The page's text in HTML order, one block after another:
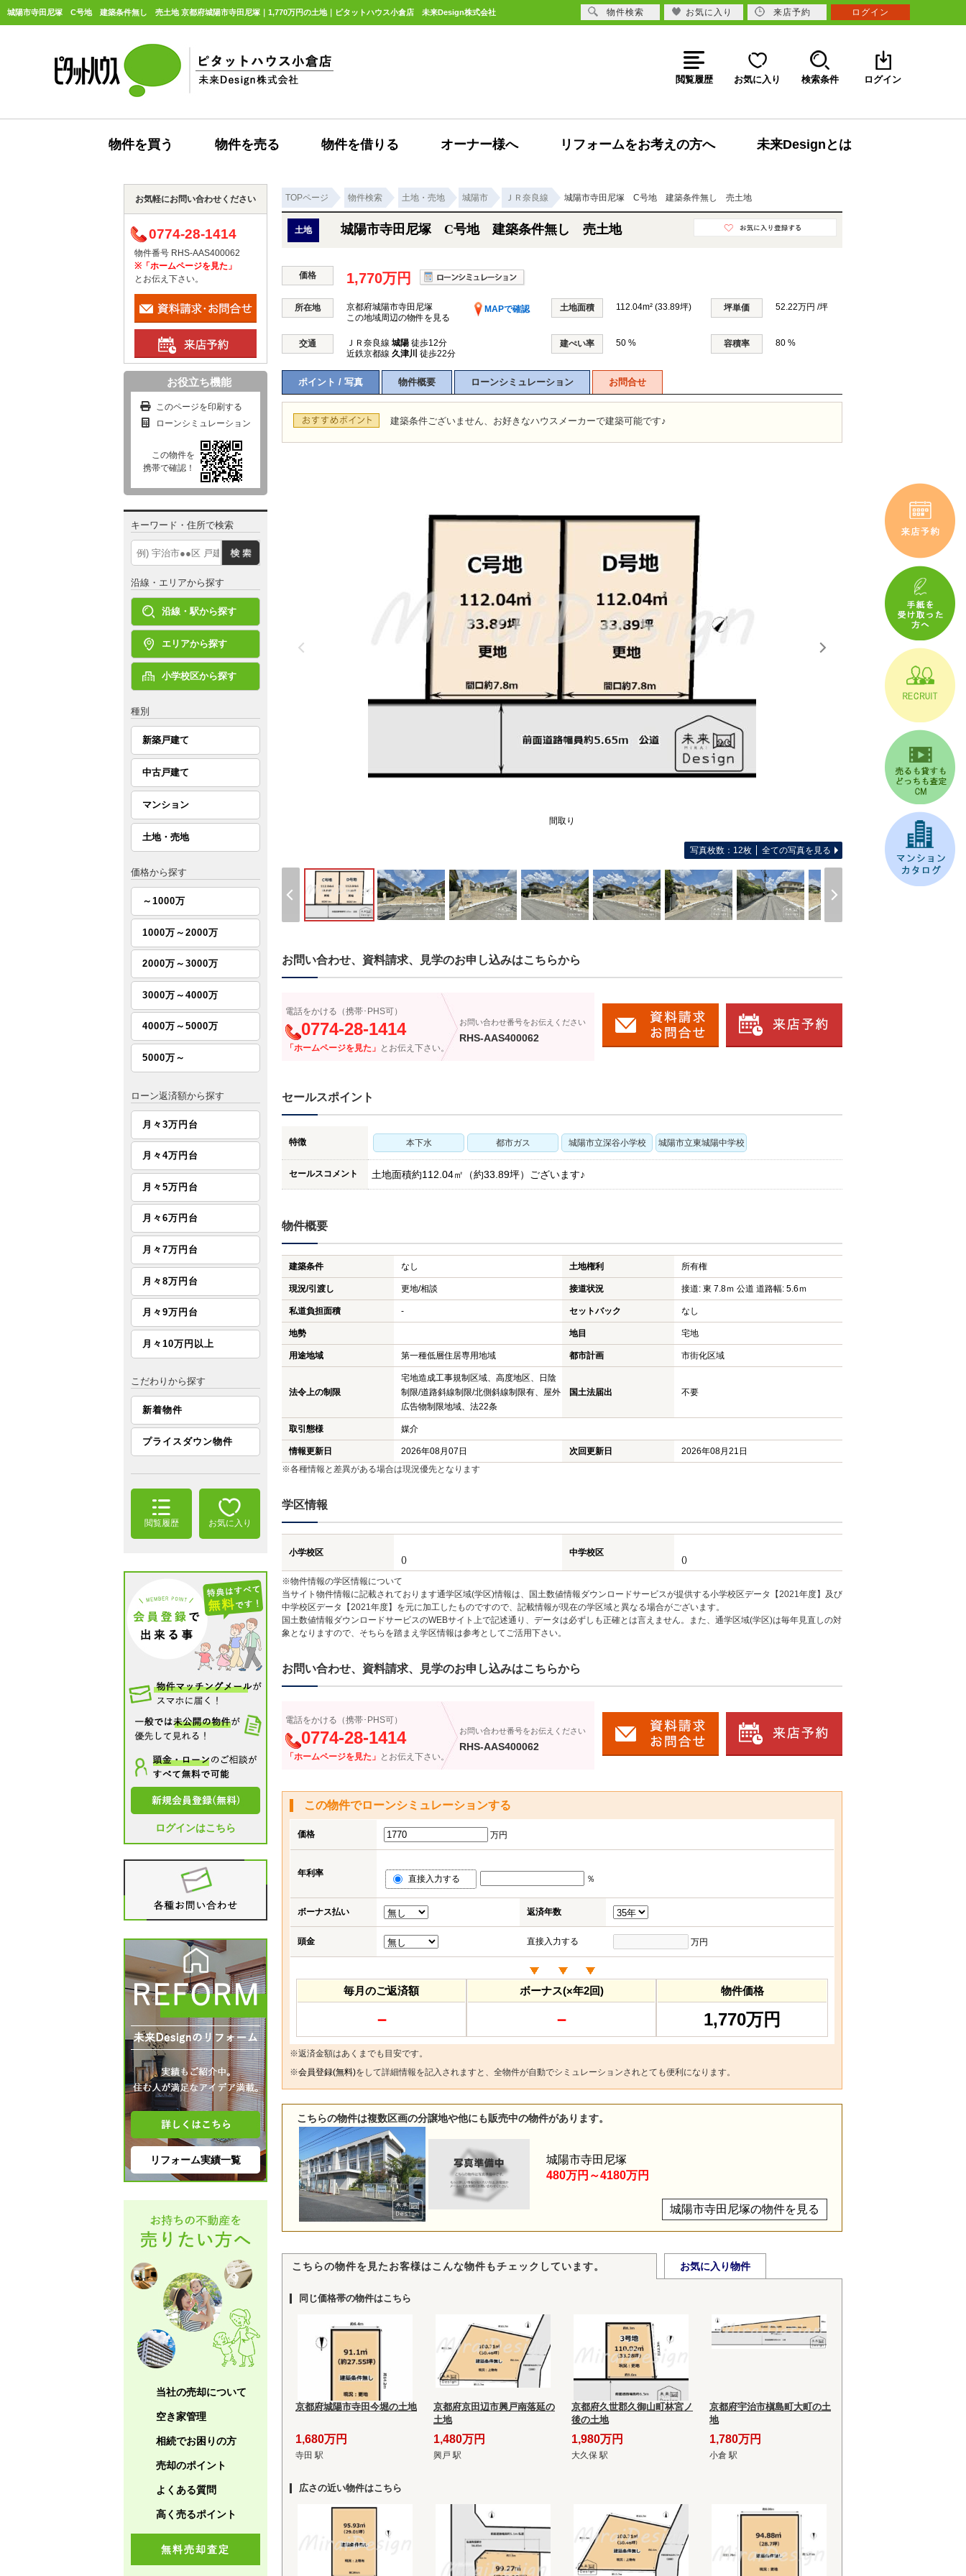
城陽市寺田尼塚 C号地 建築条件無し 売土地 京都府城陽市寺田尼塚｜1,770万円の土地｜ピタットハウス小倉店 未来Design株式会社
閲覧履歴 お気に入り 検索条件 ログイン
物件を買う 物件を売る 物件を借りる オーナー様へ リフォームをお考えの方へ 未来Designとは
TOPページ 物件検索 土地・売地 城陽市 ＪＲ奈良線 城陽市寺田尼塚 C号地 建築条件無し 売土地
土地 城陽市寺田尼塚 C号地 建築条件無し 売土地
価格 1,770万円
所在地 京都府城陽市寺田尼塚
MAPで確認
この地域周辺の物件を見る
土地面積 112.04m² (33.89坪) 坪単価 52.22万円 /坪
交通 ＪＲ奈良線 城陽 徒歩12分
近鉄京都線 久津川 徒歩22分
建ぺい率 50 % 容積率 80 %
ポイント / 写真 物件概要 ローンシミュレーション お問合せ
建築条件ございません、お好きなハウスメーカーで建築可能です♪
間取り
写真枚数：12枚 全ての写真を見る
お問い合わせ、資料請求、見学のお申し込みはこちらから
電話をかける（携帯･PHS可）
0774-28-1414
「ホームページを見た」 とお伝え下さい。
お問い合わせ番号をお伝えください
RHS-AAS400062
セールスポイント
特徴 本下水 都市ガス 城陽市立深谷小学校 城陽市立東城陽中学校
セールスコメント 土地面積約112.04㎡（約33.89坪）ございます♪
物件概要
建築条件 なし 土地権利 所有権
現況/引渡し 更地/相談 接道状況 接道: 東 7.8ｍ 公道 道路幅: 5.6ｍ
私道負担面積 - セットバック なし
地勢 地目 宅地
用途地域 第一種低層住居専用地域 都市計画 市街化区域
法令上の制限
宅地造成工事規制区域、高度地区、日陰
制限/道路斜線制限/北側斜線制限有、屋外
広告物制限地域、法22条
国土法届出 不要
取引態様 媒介
情報更新日 2026年08月07日 次回更新日
2026年08月21日
※各種情報と差異がある場合は現況優先となります
学区情報
小学校区
()
中学校区
()
※物件情報の学区情報について
当サイト物件情報に記載されております通学区域(学区)情報は、国土数値情報ダウンロードサービスが提供する小学校区データ【2021年度】及び
中学校区データ【2021年度】を元に加工したものですので、記載情報が現在の学区域と異なる場合がございます。
国土数値情報ダウンロードサービスのWEBサイト上で記述通り、データは必ずしも正確とは言えません。また、通学区域(学区)は毎年見直しの対
象となりますので、そちらを踏まえ学区情報は参考としてご活用下さい。
お問い合わせ、資料請求、見学のお申し込みはこちらから
電話をかける（携帯･PHS可）
0774-28-1414
「ホームページを見た」 とお伝え下さい。
お問い合わせ番号をお伝えください
RHS-AAS400062
この物件でローンシミュレーションする
価格 万円
年利率
直接入力する ％
ボーナス払い 返済年数
頭金 直接入力する 万円
毎月のご返済額
－
ボーナス(×年2回)
－
物件価格
1,770万円
※返済金額はあくまでも目安です。
※会員登録(無料)をして詳細情報を記入されますと、全物件が自動でシミュレーションされとても便利になります。
こちらの物件は複数区画の分譲地や他にも販売中の物件があります。
城陽市寺田尼塚の物件を見る
城陽市寺田尼塚
480万円～4180万円
こちらの物件を見たお客様はこんな物件もチェックしています。 お気に入り物件
同じ価格帯の物件はこちら
京都府城陽市寺田今堀の土地
1,680万円
寺田 駅
京都府京田辺市興戸南落延の
土地
1,480万円
興戸 駅
京都府久世郡久御山町林宮ノ
後の土地
1,980万円
大久保 駅
京都府宇治市槇島町大町の土
地
1,780万円
小倉 駅
広さの近い物件はこちら
お気軽にお問い合わせください
0774-28-1414
物件番号 RHS-AAS400062
※「ホームページを見た」
とお伝え下さい。
お役立ち機能
このページを印刷する
ローンシミュレーション
この物件を
携帯で確認！
キーワード・住所で検索
沿線・エリアから探す
沿線・駅から探す
エリアから探す
小学校区から探す
種別
新築戸建て
中古戸建て
マンション
土地・売地
価格から探す
～1000万
1000万～2000万
2000万～3000万
3000万～4000万
4000万～5000万
5000万～
ローン返済額から探す
月々3万円台
月々4万円台
月々5万円台
月々6万円台
月々7万円台
月々8万円台
月々9万円台
月々10万円以上
こだわりから探す
新着物件
プライスダウン物件
閲覧履歴 お気に入り
ログインはこちら
リフォーム実績一覧
当社の売却について
空き家管理
相続でお困りの方
売却のポイント
よくある質問
高く売るポイント
無料売却査定
物件検索 お気に入り 来店予約 ログイン